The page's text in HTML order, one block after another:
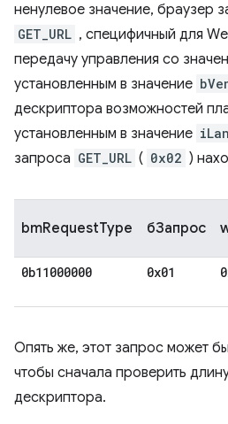
ненулевое значение, браузер
GET_URL , специфичный для
передачу управления со
установленным в значение
дескриптора возможностей
установленным в значение
запроса GET_URL ( 0x02 )
bmRequestType бЗапрос
0b11000000 0x01
Опять же, этот запрос может
чтобы сначала проверить
дескриптора.